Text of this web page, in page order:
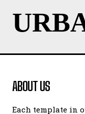
ABOUT US
Each template in